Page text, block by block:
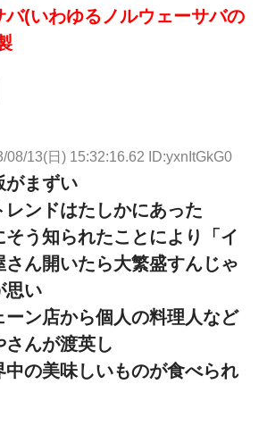
バ(いわゆるノルウェーサバの
08/13(日) 15:32:16.62 ID:yxnItGkG0
がまずい
レンドはたしかにあった
そう知られたことにより「イ
さん開いたら大繁盛すんじゃ
思い
ーン店から個人の料理人など
んが渡英し
中の美味しいものが食べられ